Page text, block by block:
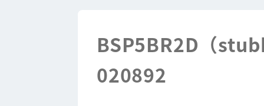
BSP5BR2D（
020892